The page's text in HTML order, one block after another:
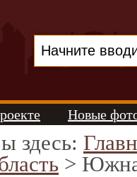
Новые
здесь:
>